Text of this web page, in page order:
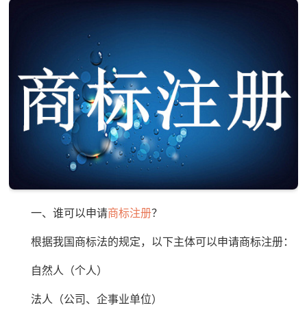
一、谁可以申请商标注册？
根据我国商标法的规定，以下主体可以申请商标注册：
自然人（个人）
法人（公司、企事业单位）